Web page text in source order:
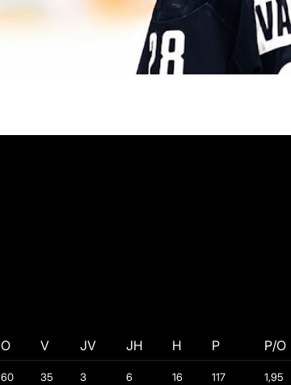
O V JV JH H P P/O
60 35 3 6 16 117 1,95